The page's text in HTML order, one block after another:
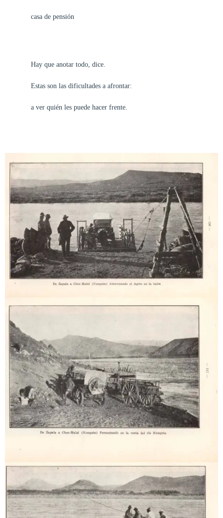
casa de pensión
Hay que anotar todo, dice.
Estas son las dificultades a afrontar:
a ver quién les puede hacer frente.